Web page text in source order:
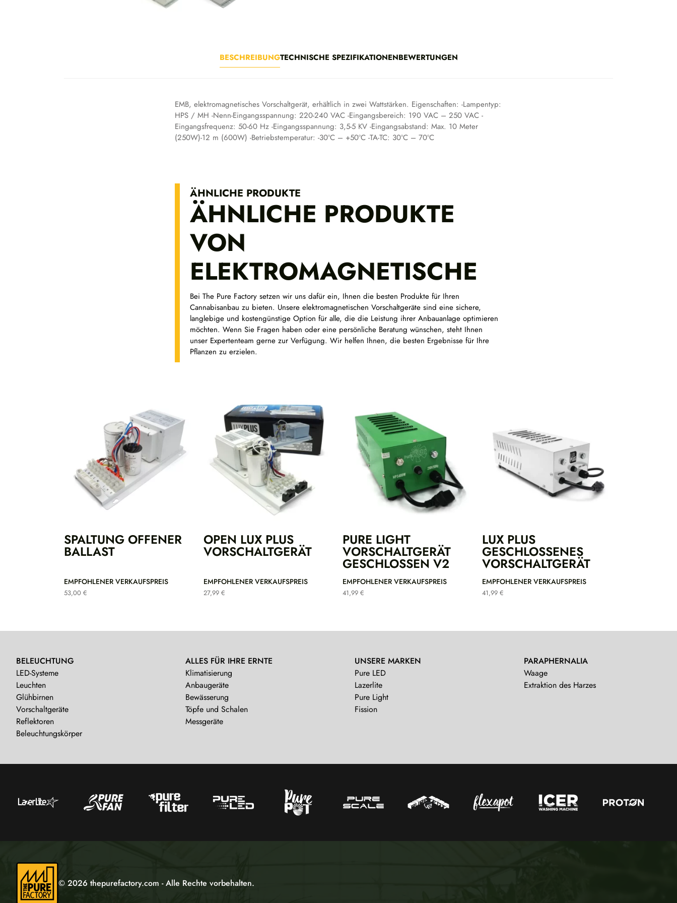
BESCHREIBUNGTECHNISCHE SPEZIFIKATIONENBEWERTUNGEN
EMB, elektromagnetisches Vorschaltgerät, erhältlich in zwei Wattstärken. Eigenschaften: -Lampentyp:
HPS / MH -Nenn-Eingangsspannung: 220-240 VAC -Eingangsbereich: 190 VAC – 250 VAC -
Eingangsfrequenz: 50-60 Hz -Eingangsspannung: 3,5-5 KV -Eingangsabstand: Max. 10 Meter
(250W)-12 m (600W) -Betriebstemperatur: -30ºC – +50ºC -TA-TC: 30ºC – 70ºC
ÄHNLICHE PRODUKTE
ÄHNLICHE PRODUKTE
VON
ELEKTROMAGNETISCHE
Bei The Pure Factory setzen wir uns dafür ein, Ihnen die besten Produkte für Ihren
Cannabisanbau zu bieten. Unsere elektromagnetischen Vorschaltgeräte sind eine sichere,
langlebige und kostengünstige Option für alle, die die Leistung ihrer Anbauanlage optimieren
möchten. Wenn Sie Fragen haben oder eine persönliche Beratung wünschen, steht Ihnen
unser Expertenteam gerne zur Verfügung. Wir helfen Ihnen, die besten Ergebnisse für Ihre
Pflanzen zu erzielen.
SPALTUNG OFFENER
BALLAST
EMPFOHLENER VERKAUFSPREIS
53,00 €
OPEN LUX PLUS
VORSCHALTGERÄT
EMPFOHLENER VERKAUFSPREIS
27,99 €
PURE LIGHT
VORSCHALTGERÄT
GESCHLOSSEN V2
EMPFOHLENER VERKAUFSPREIS
41,99 €
LUX PLUS
GESCHLOSSENES
VORSCHALTGERÄT
EMPFOHLENER VERKAUFSPREIS
41,99 €
BELEUCHTUNG
LED-Systeme
Leuchten
Glühbirnen
Vorschaltgeräte
Reflektoren
Beleuchtungskörper
ALLES FÜR IHRE ERNTE
Klimatisierung
Anbaugeräte
Bewässerung
Töpfe und Schalen
Messgeräte
UNSERE MARKEN
Pure LED
Lazerlite
Pure Light
Fission
PARAPHERNALIA
Waage
Extraktion des Harzes
© 2026 thepurefactory.com - Alle Rechte vorbehalten.